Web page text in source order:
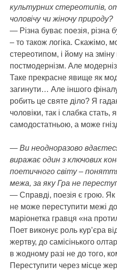
культурних стереотипів,
чоловічу чи жіночу природу?
— Різна буває поезія, різна
– то також логіка. Скажімо,
стереотипом, і йому на
постмодернізм. Але
Таке прекрасне явище як
загинути… Але іншого
робить це святе діло? Я
чоловіки, так і слабка стать,
самодостатньою, а може
— Ви неодноразово
виражає один з ключових
поетичного світу – поняття
межа, за яку Гра не
— Справді, поезія є грою. Як
не може переступити межі
маріонетка гравця «на
Поет виконує роль кур’єра
жертву, до самісінького
в жодному разі не до того,
Переступити через місце